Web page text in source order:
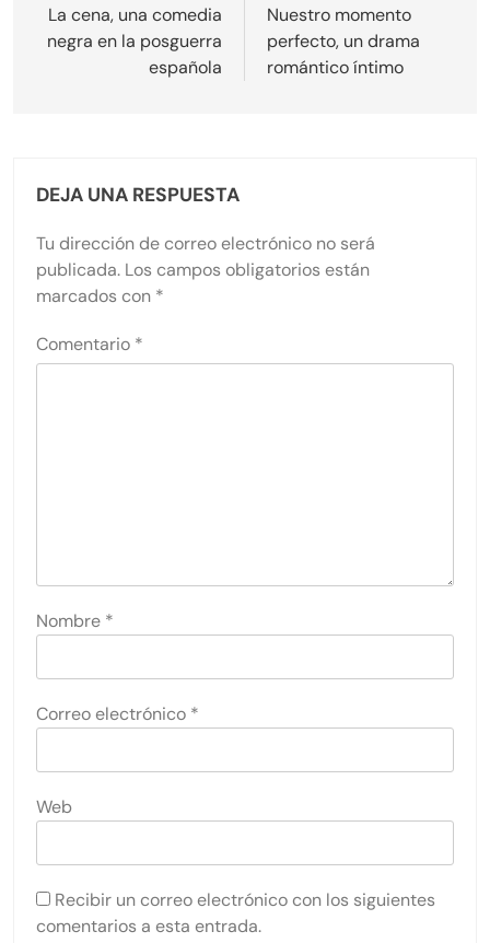
de
entradas
La cena, una comedia
negra en la posguerra
española
Nuestro momento
perfecto, un drama
romántico íntimo
DEJA UNA RESPUESTA
Tu dirección de correo electrónico no será
publicada. Los campos obligatorios están
marcados con *
Comentario *
Nombre *
Correo electrónico *
Web
Recibir un correo electrónico con los siguientes
comentarios a esta entrada.